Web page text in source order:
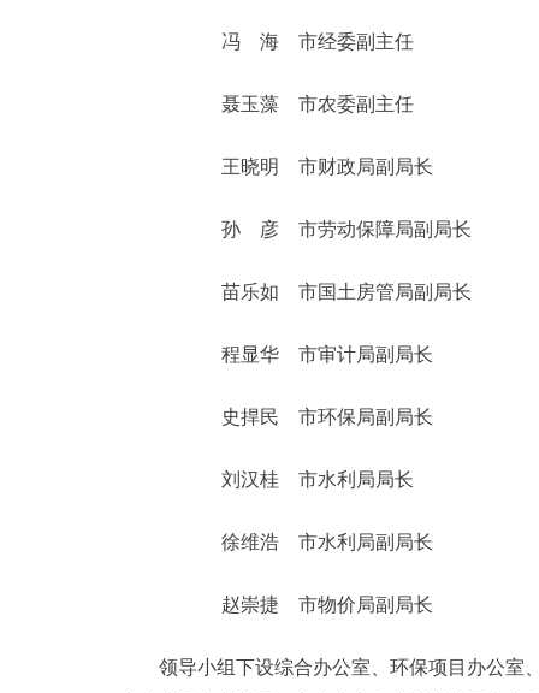
ENGLISH
冯 海 市经委副主任
聂玉藻 市农委副主任
王晓明 市财政局副局长
孙 彦 市劳动保障局副局长
苗乐如 市国土房管局副局长
程显华 市审计局副局长
史捍民 市环保局副局长
刘汉桂 市水利局局长
徐维浩 市水利局副局长
赵崇捷 市物价局副局长
领导小组下设综合办公室、环保项目办公室、